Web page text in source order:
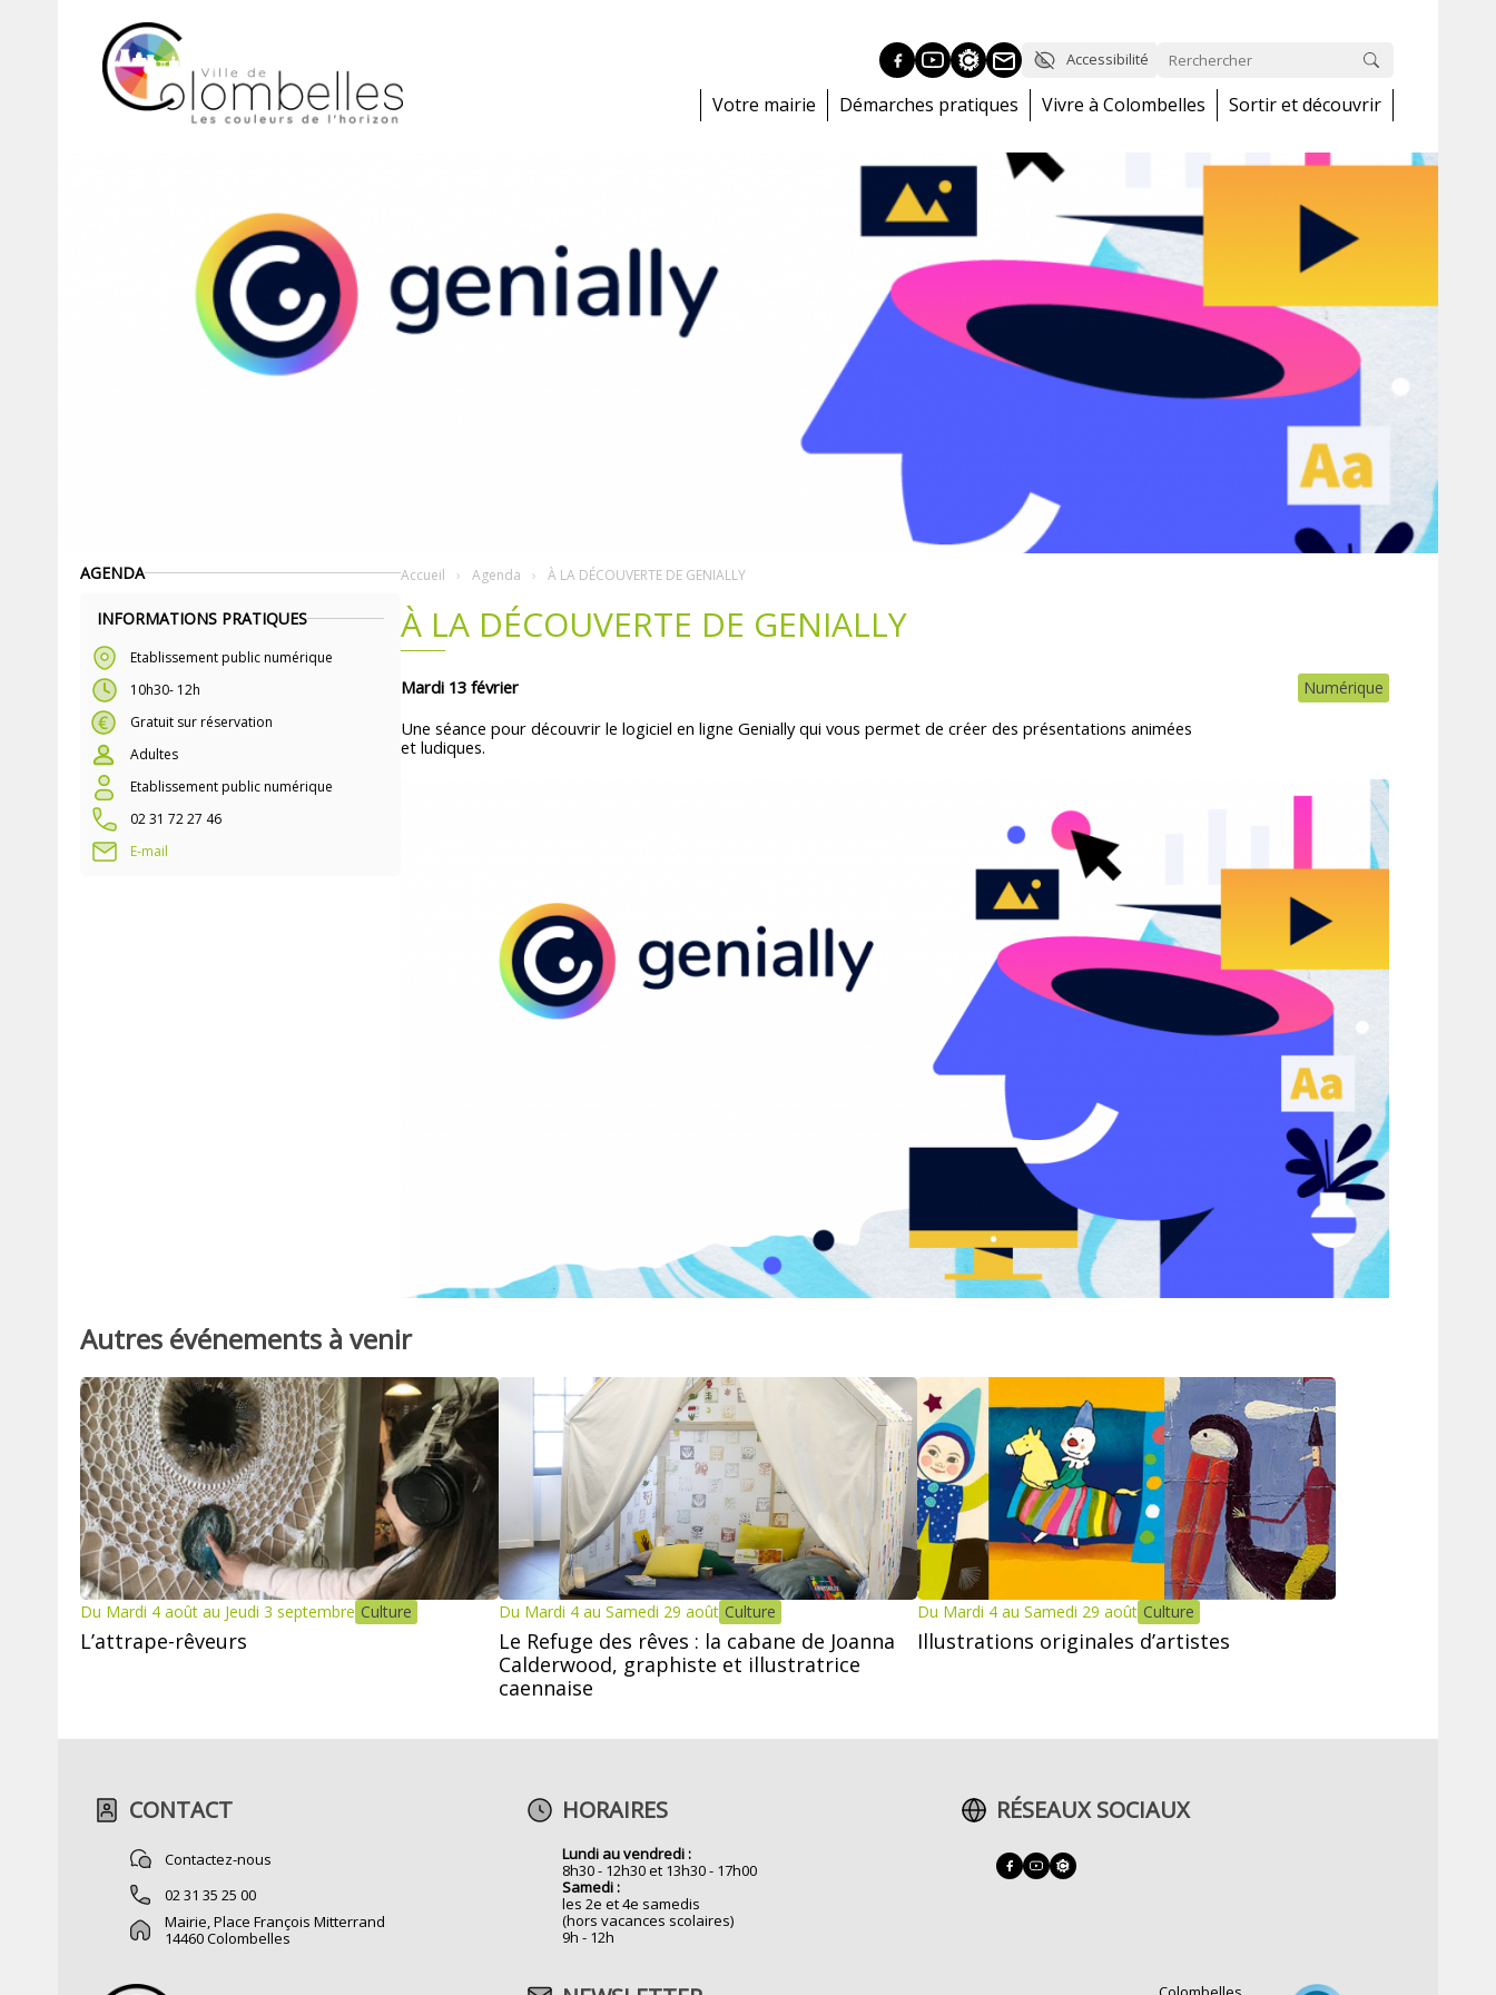
Accessibilité
Votre mairie Démarches pratiques Vivre à Colombelles Sortir et découvrir
AGENDA
INFORMATIONS PRATIQUES
Etablissement public numérique
10h30- 12h
Gratuit sur réservation
Adultes
Etablissement public numérique
02 31 72 27 46
E-mail
Accueil Agenda À LA DÉCOUVERTE DE GENIALLY
À LA DÉCOUVERTE DE GENIALLY
Mardi 13 février Numérique
Une séance pour découvrir le logiciel en ligne Genially qui vous permet de créer des présentations animées
et ludiques.
Autres événements à venir
Du Mardi 4 août au Jeudi 3 septembre Culture
L’attrape-rêveurs
Du Mardi 4 au Samedi 29 août Culture
Le Refuge des rêves : la cabane de Joanna
Calderwood, graphiste et illustratrice
caennaise
Du Mardi 4 au Samedi 29 août Culture
Illustrations originales d’artistes
CONTACT
Contactez-nous
02 31 35 25 00
Mairie, Place François Mitterrand
14460 Colombelles
HORAIRES
Lundi au vendredi :
8h30 - 12h30 et 13h30 - 17h00
Samedi :
les 2e et 4e samedis
(hors vacances scolaires)
9h - 12h
RÉSEAUX SOCIAUX